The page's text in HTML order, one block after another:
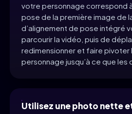
votre personnage correspond
pose de la première image de
d’alignement de pose intégré
parcourir la vidéo, puis de
redimensionner et faire pivoter
personnage jusqu’à ce que les
Utilisez une photo nette